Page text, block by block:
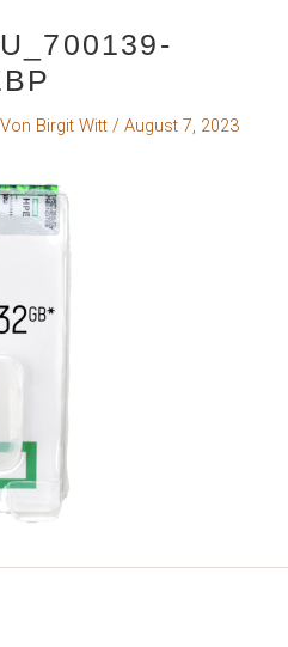
Birgit Witt / August 7, 2023